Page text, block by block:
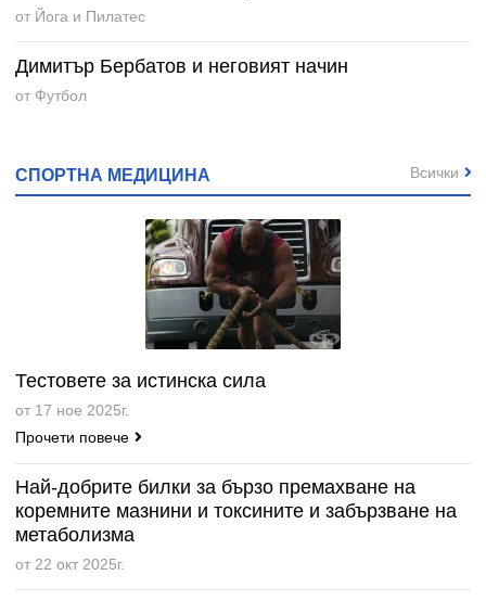
от Йога и Пилатес
Димитър Бербатов и неговият начин
от Футбол
СПОРТНА МЕДИЦИНА
Тестовете за истинска сила
от 17 ное 2025г.
Прочети повече
Най-добрите билки за бързо премахване на
коремните мазнини и токсините и забързване на
метаболизма
от 22 окт 2025г.
Всички